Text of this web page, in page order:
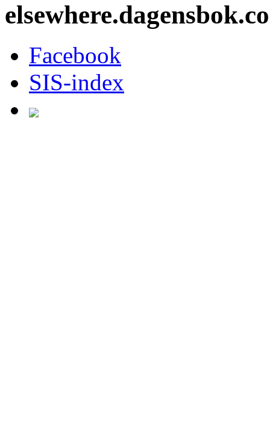
Facebook
SIS-index